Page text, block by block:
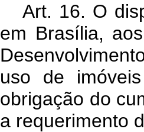
Art. 16. O
em Brasília,
uso de
obrigação do
a requerimento